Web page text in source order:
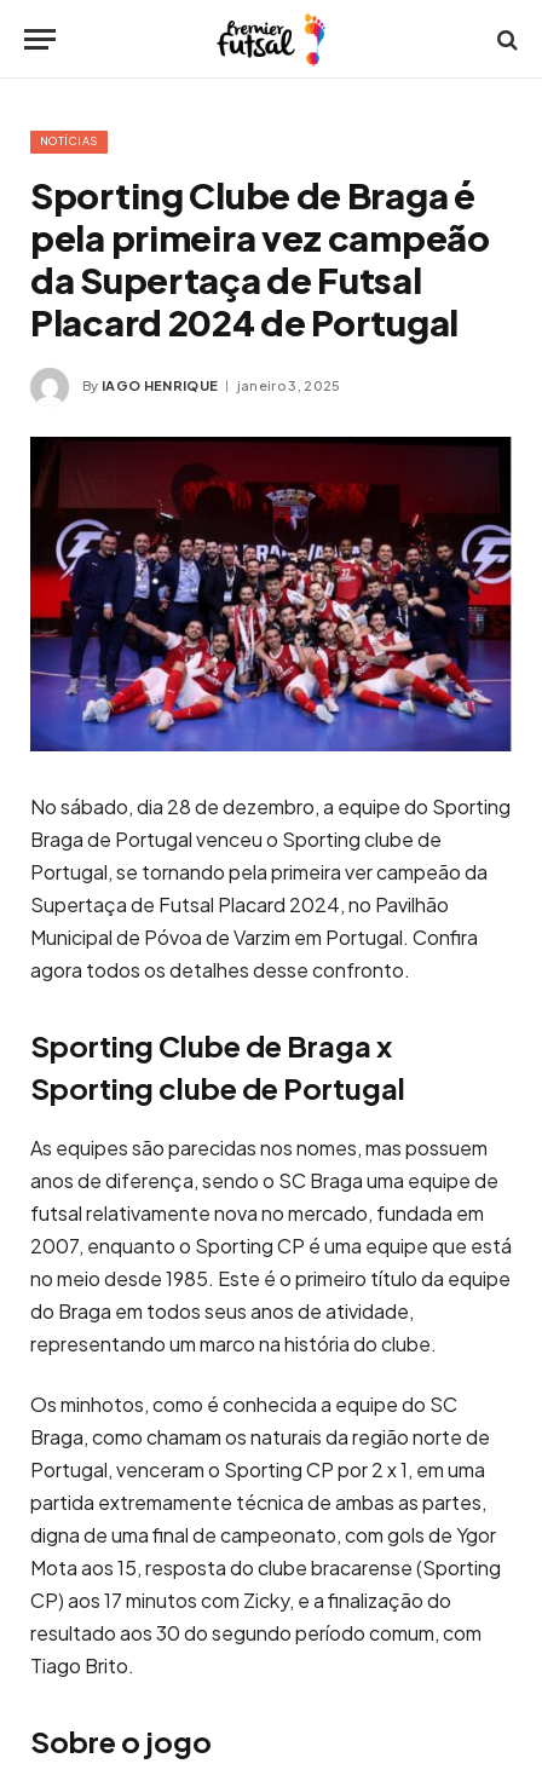
NOTÍCIAS
Sporting Clube de Braga é
pela primeira vez campeão
da Supertaça de Futsal
Placard 2024 de Portugal
By IAGO HENRIQUE janeiro 3, 2025
No sábado, dia 28 de dezembro, a equipe do Sporting
Braga de Portugal venceu o Sporting clube de
Portugal, se tornando pela primeira ver campeão da
Supertaça de Futsal Placard 2024, no Pavilhão
Municipal de Póvoa de Varzim em Portugal. Confira
agora todos os detalhes desse confronto.
Sporting Clube de Braga x
Sporting clube de Portugal
As equipes são parecidas nos nomes, mas possuem
anos de diferença, sendo o SC Braga uma equipe de
futsal relativamente nova no mercado, fundada em
2007, enquanto o Sporting CP é uma equipe que está
no meio desde 1985. Este é o primeiro título da equipe
do Braga em todos seus anos de atividade,
representando um marco na história do clube.
Os minhotos, como é conhecida a equipe do SC
Braga, como chamam os naturais da região norte de
Portugal, venceram o Sporting CP por 2 x 1, em uma
partida extremamente técnica de ambas as partes,
digna de uma final de campeonato, com gols de Ygor
Mota aos 15, resposta do clube bracarense (Sporting
CP) aos 17 minutos com Zicky, e a finalização do
resultado aos 30 do segundo período comum, com
Tiago Brito.
Sobre o jogo